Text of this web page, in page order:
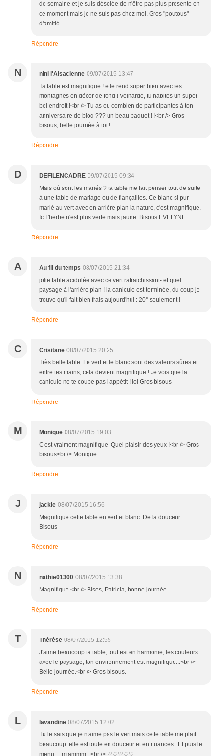
de semaine et je suis désolée de n'être pas plus présente en
ce moment mais je ne suis pas chez moi. Gros "poutous"
d'amitié.
Répondre
N nini l'Alsacienne 09/07/2015 13:47
Ta table est magnifique ! elle rend super bien avec tes
montagnes en décor de fond ! Veinarde, tu habites un super
bel endroit !<br /> Tu as eu combien de participantes à ton
anniversaire de blog ??? un beau paquet !!!<br /> Gros
bisous, belle journée à toi !
Répondre
D DEFILENCADRE 09/07/2015 09:34
Mais où sont les mariés ? ta table me fait penser tout de suite
à une table de mariage ou de fiançailles. Ce blanc si pur
marié au vert avec en arrière plan la nature, c'est magnifique.
Ici l'herbe n'est plus verte mais jaune. Bisous EVELYNE
Répondre
A Au fil du temps 08/07/2015 21:34
jolie table acidulée avec ce vert rafraichissant- et quel
paysage à l'arrière plan ! la canicule est terminée, du coup je
trouve qu'il fait bien frais aujourd'hui : 20° seulement !
Répondre
C Crisitane 08/07/2015 20:25
Très belle table. Le vert et le blanc sont des valeurs sûres et
entre tes mains, cela devient magnifique ! Je vois que la
canicule ne te coupe pas l'appétit ! lol Gros bisous
Répondre
M Monique 08/07/2015 19:03
C'est vraiment magnifique. Quel plaisir des yeux !<br /> Gros
bisous<br /> Monique
Répondre
J jackie 08/07/2015 16:56
Magnifique cette table en vert et blanc. De la douceur....
Bisous
Répondre
N nathie01300 08/07/2015 13:38
Magnifique.<br /> Bises, Patricia, bonne journée.
Répondre
T Thérèse 08/07/2015 12:55
J'aime beaucoup ta table, tout est en harmonie, les couleurs
avec le paysage, ton environnement est magnifique...<br />
Belle journée.<br /> Gros bisous.
Répondre
L lavandine 08/07/2015 12:02
Tu le sais que je n'aime pas le vert mais cette table me plaît
beaucoup. elle est toute en douceur et en nuances . Et puis le
menu ... miammm...<br /> ♡♡♡♡♡